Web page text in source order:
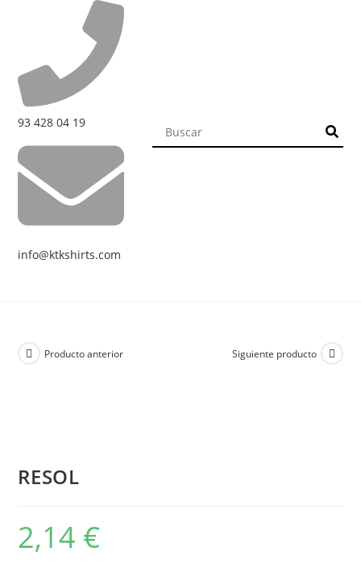
93 428 04 19
info@ktkshirts.com
Producto anterior Siguiente producto
RESOL
2,14 €